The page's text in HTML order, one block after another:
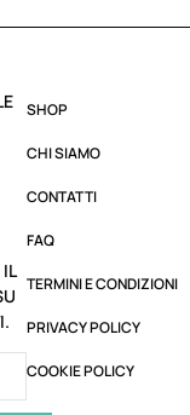
SHOP
CHI SIAMO
CONTATTI
FAQ
TERMINI E CONDIZIONI
PRIVACY POLICY
COOKIE POLICY